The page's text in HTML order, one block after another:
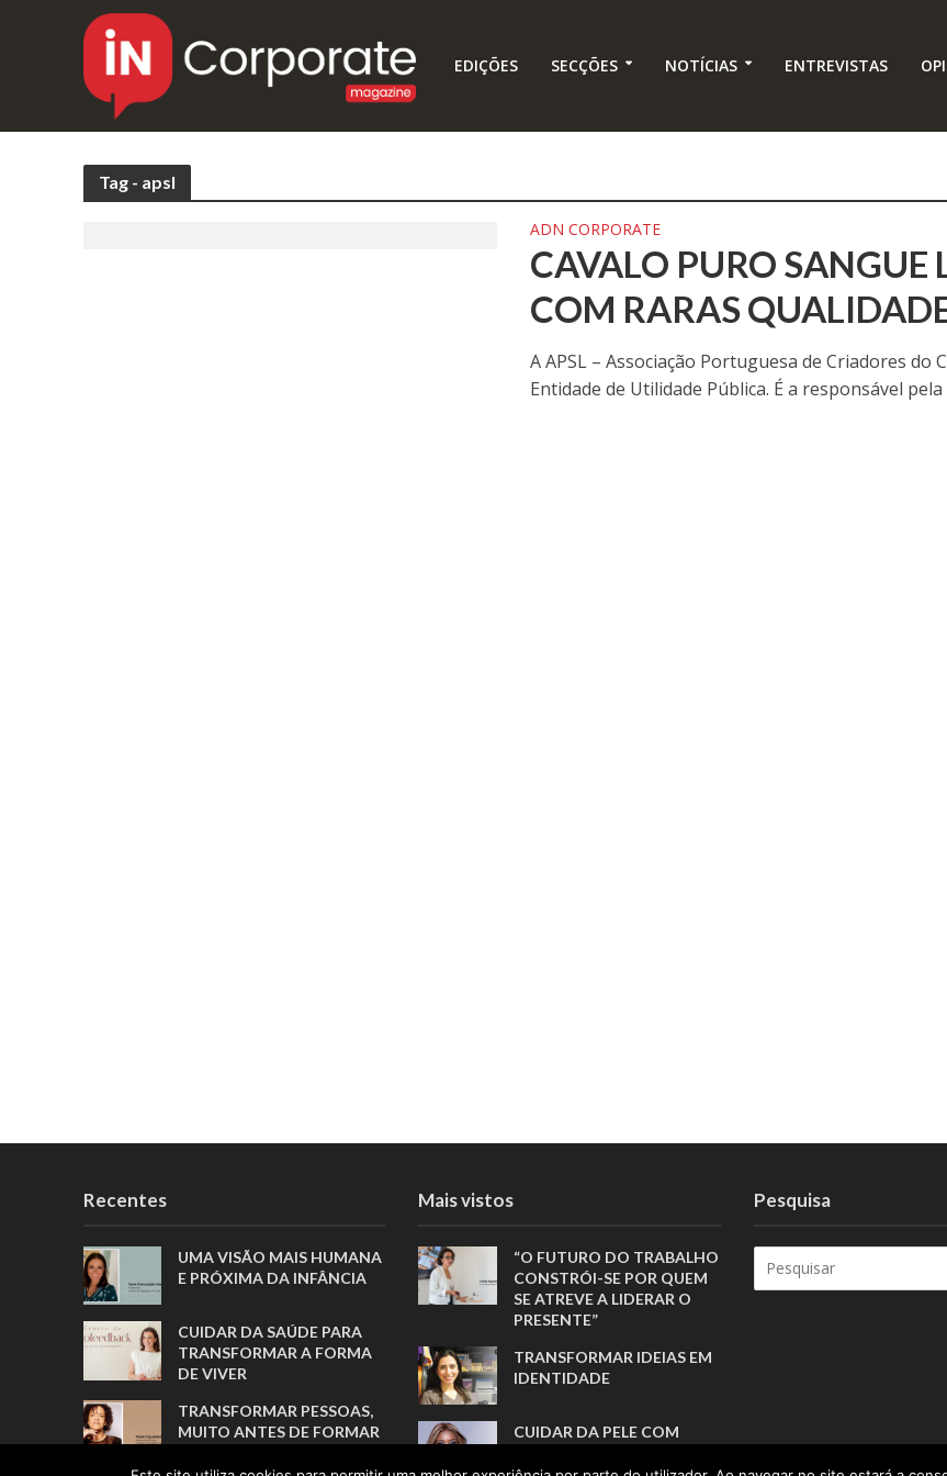
EDIÇÕES SECÇÕES NOTÍCIAS ENTREVISTAS
Tag - apsl
ADN CORPORATE
CAVALO PURO
COM RARAS
A APSL – Associação Portuguesa de Criadores
Entidade de Utilidade Pública. É a responsável pela
Recentes
UMA VISÃO MAIS HUMANA
E PRÓXIMA DA INFÂNCIA
CUIDAR DA SAÚDE PARA
TRANSFORMAR A FORMA
DE VIVER
TRANSFORMAR PESSOAS,
MUITO ANTES DE FORMAR
Mais vistos
“O FUTURO DO TRABALHO
CONSTRÓI-SE POR QUEM
SE ATREVE A LIDERAR O
PRESENTE”
TRANSFORMAR IDEIAS EM
IDENTIDADE
CUIDAR DA PELE COM
Pesquisa